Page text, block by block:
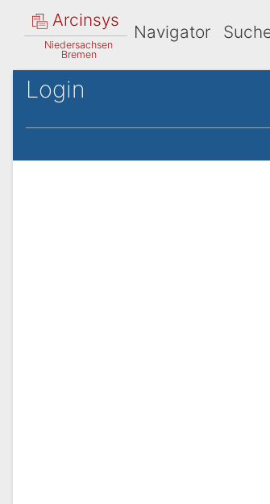
Arcinsys
Niedersachsen
Bremen
Navigator
Login